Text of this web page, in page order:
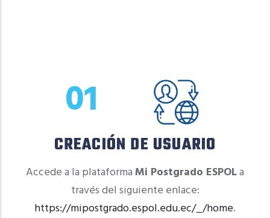
01
CREACIÓN DE USUARIO
Accede a la plataformaMi Postgrado ESPOLa
través del siguiente enlace:
https://mipostgrado.espol.edu.ec/_/home.